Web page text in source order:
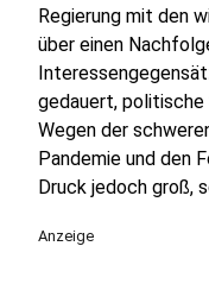
Regierung mit den
über einen
gedauert,
Wegen der
Pandemie und den
Druck jedoch groß,
Anzeige